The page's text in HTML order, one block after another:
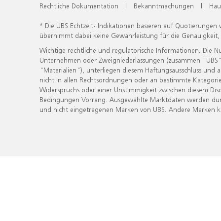
Rechtliche Dokumentation | Bekanntmachungen |
* Die UBS Echtzeit- Indikationen basieren auf
übernimmt dabei keine Gewährleistung für die
Wichtige rechtliche und regulatorische Informationen. Die
Unternehmen oder Zweigniederlassungen (zusammen
"Materialien"), unterliegen diesem Haftungsausschluss
nicht in allen Rechtsordnungen oder an bestimmte
Widerspruchs oder einer Unstimmigkeit zwischen diesem
Bedingungen Vorrang. Ausgewählte Marktdaten werden
und nicht eingetragenen Marken von UBS. Andere Marken